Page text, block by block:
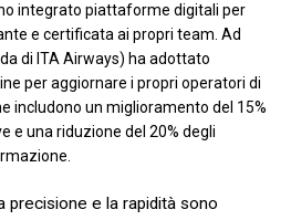
integrato piattaforme digitali per
e certificata ai propri team. Ad
di ITA Airways) ha adottato
per aggiornare i propri operatori di
includono un miglioramento del 15%
e una riduzione del 20% degli
precisione e la rapidità sono